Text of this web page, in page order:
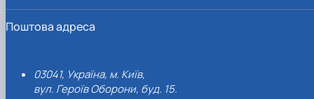
Поштова адреса
03041, Україна, м. Київ,
вул. Героїв Оборони, буд. 15.